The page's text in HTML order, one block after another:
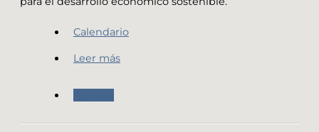
Calendario
Leer más